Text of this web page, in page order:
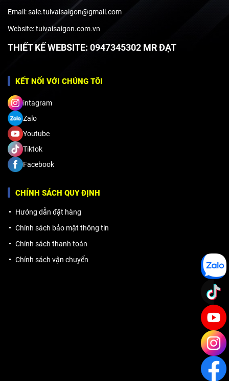
Email: sale.tuivaisaigon@gmail.com
Website: tuivaisaigon.com.vn
THIẾT KẾ WEBSITE: 0947345302 MR ĐẠT
KẾT NỐI VỚI CHÚNG TÔI
intagram
Zalo
Youtube
Tiktok
Facebook
CHÍNH SÁCH QUY ĐỊNH
Hướng dẫn đặt hàng
Chính sách bảo mật thông tin
Chính sách thanh toán
Chính sách vận chuyển